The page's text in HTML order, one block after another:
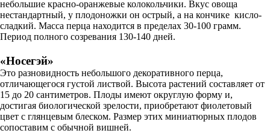
небольшие красно-оранжевые колокольчики. Вкус овоща
нестандартный, у плодоножки он острый, а на кончике кисло-
сладкий. Масса перца находится в пределах 30-100 грамм.
Период полного созревания 130-140 дней.
«Носегэй»
Это разновидность небольшого декоративного перца,
отличающегося густой листвой. Высота растений составляет от
15 до 20 сантиметров. Плоды имеют округлую форму и,
достигая биологической зрелости, приобретают фиолетовый
цвет с глянцевым блеском. Размер этих миниатюрных плодов
сопоставим с обычной вишней.